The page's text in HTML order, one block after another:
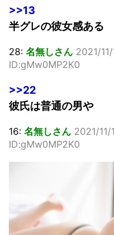
>>13
半グレの彼女感ある
28: 名無しさん 2021/
ID:gMw0MP2K0
>>22
彼氏は普通の男や
16: 名無しさん 2021/
ID:gMw0MP2K0